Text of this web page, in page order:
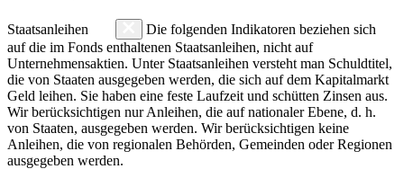
Staatsanleihen
Die folgenden Indikatoren beziehen sich
auf die im Fonds enthaltenen Staatsanleihen, nicht auf
Unternehmensaktien. Unter Staatsanleihen versteht man Schuldtitel,
die von Staaten ausgegeben werden, die sich auf dem Kapitalmarkt
Geld leihen. Sie haben eine feste Laufzeit und schütten Zinsen aus.
Wir berücksichtigen nur Anleihen, die auf nationaler Ebene, d. h.
von Staaten, ausgegeben werden. Wir berücksichtigen keine
Anleihen, die von regionalen Behörden, Gemeinden oder Regionen
ausgegeben werden.